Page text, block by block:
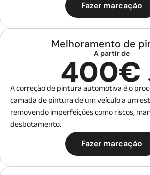
Fazer marcação
Melhoramento de
A partir de
400€
A correção de pintura automotiva é o
camada de pintura de um veículo a um
removendo imperfeições como riscos,
desbotamento.
Fazer marcação